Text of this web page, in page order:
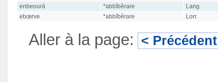
enbeourá
*abbĭbĕrare
Lang.
ebœrve
*abbĭbĕrare Lorr.
Aller à la page: < Précédent